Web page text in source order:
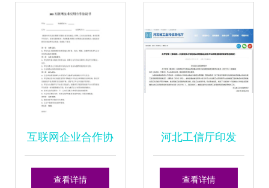
互联网企业合作协
议 技术开发板块核
查看详情
河北工信厅印发
《2021年推动新一
查看详情